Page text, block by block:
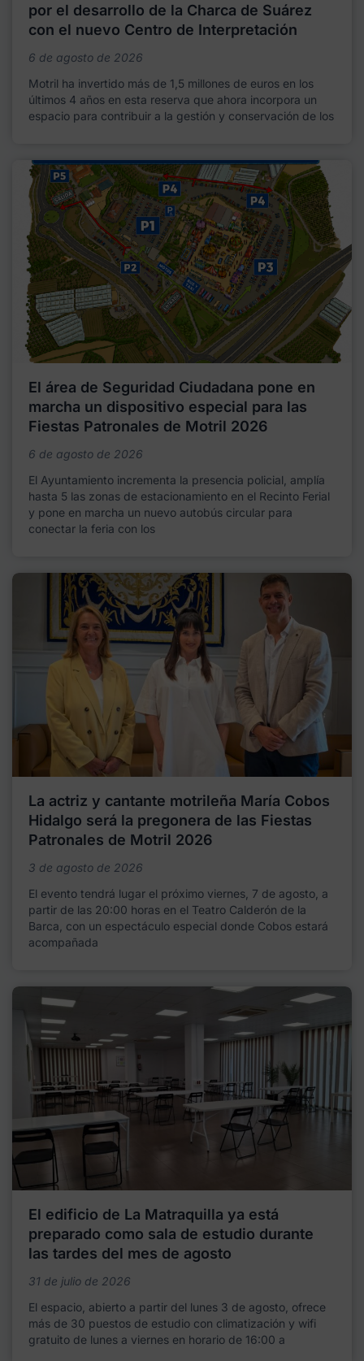
por el desarrollo de la Charca de Suárez
con el nuevo Centro de Interpretación
6 de agosto de 2026
Motril ha invertido más de 1,5 millones de euros en los
últimos 4 años en esta reserva que ahora incorpora un
espacio para contribuir a la gestión y conservación de los
El área de Seguridad Ciudadana pone en
marcha un dispositivo especial para las
Fiestas Patronales de Motril 2026
6 de agosto de 2026
El Ayuntamiento incrementa la presencia policial, amplía
hasta 5 las zonas de estacionamiento en el Recinto Ferial
y pone en marcha un nuevo autobús circular para
conectar la feria con los
La actriz y cantante motrileña María Cobos
Hidalgo será la pregonera de las Fiestas
Patronales de Motril 2026
3 de agosto de 2026
El evento tendrá lugar el próximo viernes, 7 de agosto, a
partir de las 20:00 horas en el Teatro Calderón de la
Barca, con un espectáculo especial donde Cobos estará
acompañada
El edificio de La Matraquilla ya está
preparado como sala de estudio durante
las tardes del mes de agosto
31 de julio de 2026
El espacio, abierto a partir del lunes 3 de agosto, ofrece
más de 30 puestos de estudio con climatización y wifi
gratuito de lunes a viernes en horario de 16:00 a